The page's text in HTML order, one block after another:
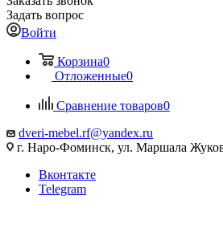
Задать вопрос
Войти
Корзина0
Отложенные0
Сравнение товаров0
dveri-mebel.rf@yandex.ru
г. Наро-Фоминск, ул. Маршала
Вконтакте
Telegram